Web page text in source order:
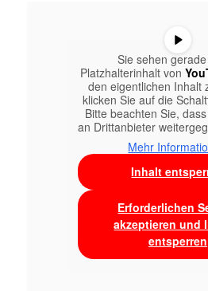
Sie sehen
Platzhalterinhalt von
den eigentlichen Inhalt
klicken Sie auf die
Bitte beachten Sie,
an Drittanbieter
Mehr
Inhalt
Erforderlichen
akzeptieren und
entsperren